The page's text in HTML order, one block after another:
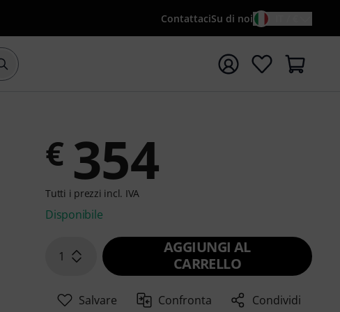
ContattaciSu di noi
Avviare la ricerca con il termine di ricerca {searchTerm}
€ 354
Tutti i prezzi incl. IVA
Disponibile
1
AGGIUNGI AL
CARRELLO
Salvare Confronta Condividi